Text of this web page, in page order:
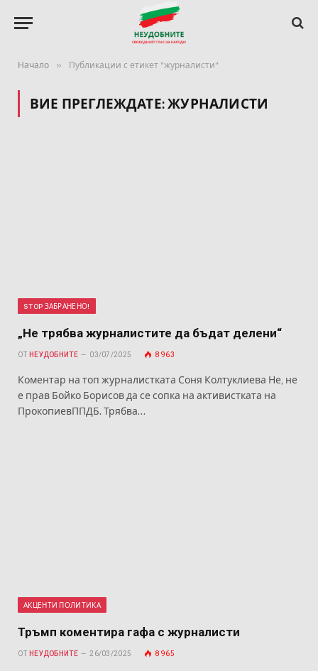
Начало » Публикации с етикет "журналисти"
ВИЕ ПРЕГЛЕЖДАТЕ:ЖУРНАЛИСТИ
STOP ЗАБРАНЕНО!
„Не трябва журналистите да бъдат делени“
ОТ НЕУДОБНИТЕ 03/07/2025 8 963
Коментар на топ журналистката Соня Колтуклиева Не, не
е прав Бойко Борисов да се сопка на активистката на
ПрокопиевППДБ. Трябва…
АКЦЕНТИ ПОЛИТИКА
Тръмп коментира гафа с журналисти
ОТ НЕУДОБНИТЕ 26/03/2025 8 965